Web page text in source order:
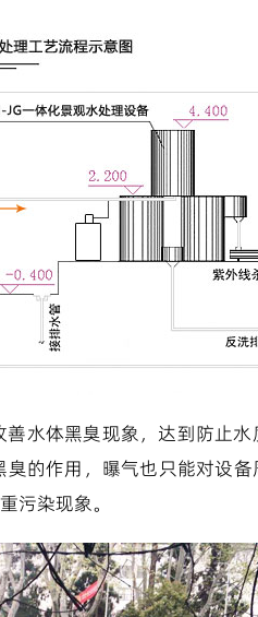
水体黑臭现象，达到防止
的作用，曝气也只能对设
污染现象。